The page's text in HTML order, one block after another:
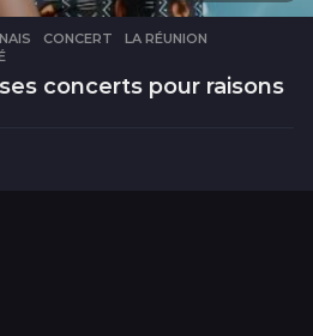
,CONCERT ,LA RÉUNION
concerts pour raisons